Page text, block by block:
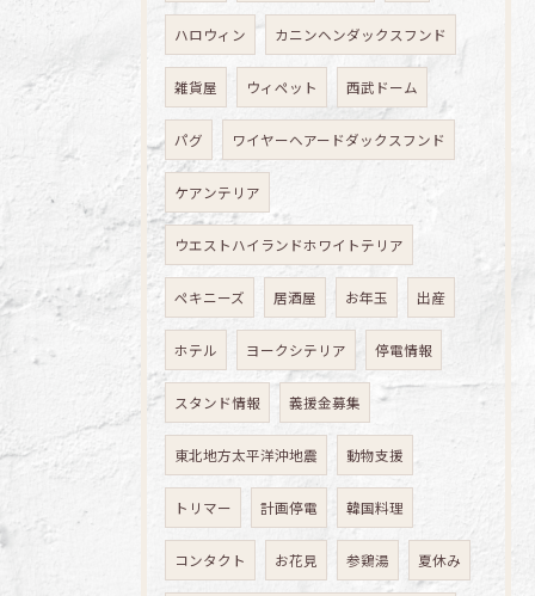
ハロウィン カニンヘンダックスフンド
雑貨屋 ウィペット 西武ドーム
パグ ワイヤーヘアードダックスフンド
ケアンテリア
ウエストハイランドホワイトテリア
ペキニーズ 居酒屋 お年玉 出産
ホテル ヨークシテリア 停電情報
スタンド情報 義援金募集
東北地方太平洋沖地震 動物支援
トリマー 計画停電 韓国料理
コンタクト お花見 参鶏湯 夏休み